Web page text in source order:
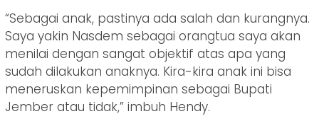
“Sebagai anak, pastinya ada salah dan kurangnya.
Saya yakin Nasdem sebagai orangtua saya akan
menilai dengan sangat objektif atas apa yang
sudah dilakukan anaknya. Kira-kira anak ini bisa
meneruskan kepemimpinan sebagai Bupati
Jember atau tidak,” imbuh Hendy.